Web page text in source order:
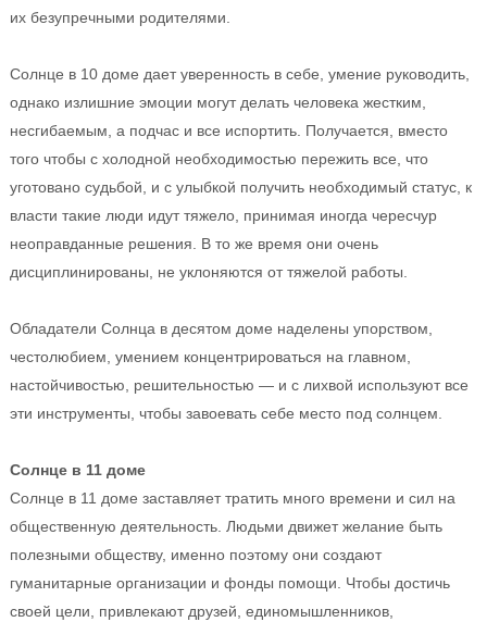
их безупречными родителями.
Солнце в 10 доме дает уверенность в себе, умение руководить,
однако излишние эмоции могут делать человека жестким,
несгибаемым, а подчас и все испортить. Получается, вместо
того чтобы с холодной необходимостью пережить все, что
уготовано судьбой, и с улыбкой получить необходимый статус, к
власти такие люди идут тяжело, принимая иногда чересчур
неоправданные решения. В то же время они очень
дисциплинированы, не уклоняются от тяжелой работы.
Обладатели Солнца в десятом доме наделены упорством,
честолюбием, умением концентрироваться на главном,
настойчивостью, решительностью — и с лихвой используют все
эти инструменты, чтобы завоевать себе место под солнцем.
Солнце в 11 доме
Солнце в 11 доме заставляет тратить много времени и сил на
общественную деятельность. Людьми движет желание быть
полезными обществу, именно поэтому они создают
гуманитарные организации и фонды помощи. Чтобы достичь
своей цели, привлекают друзей, единомышленников,